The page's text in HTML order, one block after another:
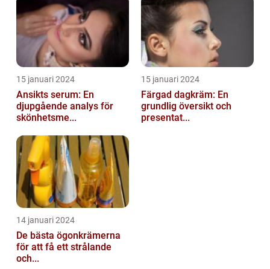
15 januari 2024
Ansikts serum: En
djupgående analys för
skönhetsme...
15 januari 2024
Färgad dagkräm: En
grundlig översikt och
presentat...
14 januari 2024
De bästa ögonkrämerna
för att få ett strålande
och...